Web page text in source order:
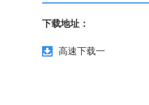
下载地址：
高速下载一